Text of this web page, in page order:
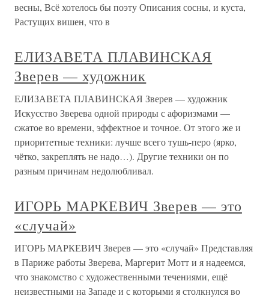
весны, Всё хотелось бы поэту Описания сосны, и куста,
Растущих вишен, что в
ЕЛИЗАВЕТА ПЛАВИНСКАЯ
Зверев — художник
ЕЛИЗАВЕТА ПЛАВИНСКАЯ Зверев — художник
Искусство Зверева одной природы с афоризмами —
сжатое во времени, эффектное и точное. От этого же и
приоритетные техники: лучше всего тушь-перо (ярко,
чётко, закреплять не надо…). Другие техники он по
разным причинам недолюбливал.
ИГОРЬ МАРКЕВИЧ Зверев — это
«случай»
ИГОРЬ МАРКЕВИЧ Зверев — это «случай» Представляя
в Париже работы Зверева, Маргерит Мотт и я надеемся,
что знакомство с художественными течениями, ещё
неизвестными на Западе и с которыми я столкнулся во